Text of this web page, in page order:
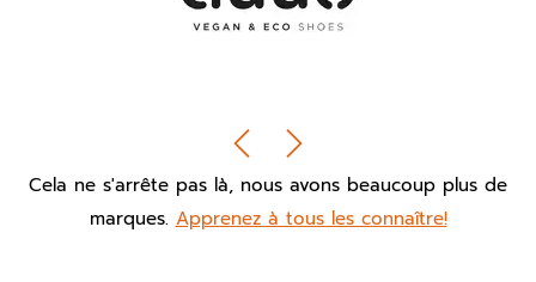
Cela ne s'arrête pas là, nous avons beaucoup plus de
marques. Apprenez à tous les connaître!